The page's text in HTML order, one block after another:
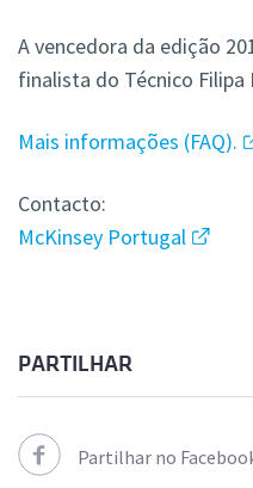
A vencedora da edição
finalista do Técnico Filipa
Mais informações (FAQ).
Contacto:
McKinsey Portugal
PARTILHAR
Partilhar no